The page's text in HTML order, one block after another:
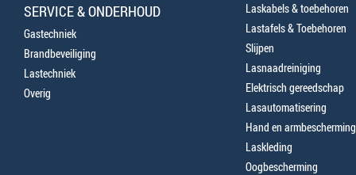
SERVICE & ONDERHOUD
Gastechniek
Brandbeveiliging
Lastechniek
Overig
Laskabels & toebehoren
Lastafels & Toebehoren
Slijpen
Lasnaadreiniging
Elektrisch gereedschap
Lasautomatisering
Hand en armbescherming
Laskleding
Oogbescherming